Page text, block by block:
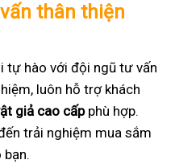
thân thiện
tự hào với đội ngũ tư vấn
luôn hỗ trợ khách
giả cao cấpphù hợp.
trải nghiệm mua sắm